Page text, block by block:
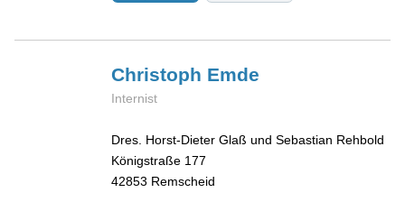
Christoph Emde
Internist
Dres. Horst-Dieter Glaß und Sebastian Rehbold
Königstraße 177
42853 Remscheid